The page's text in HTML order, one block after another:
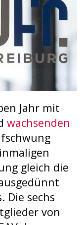
Jahr mit
wachsenden
gleich die
Die sechs
von